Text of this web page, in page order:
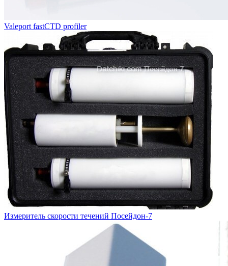
Valeport fastCTD profiler
Измеритель скорости течений Посейдон-7